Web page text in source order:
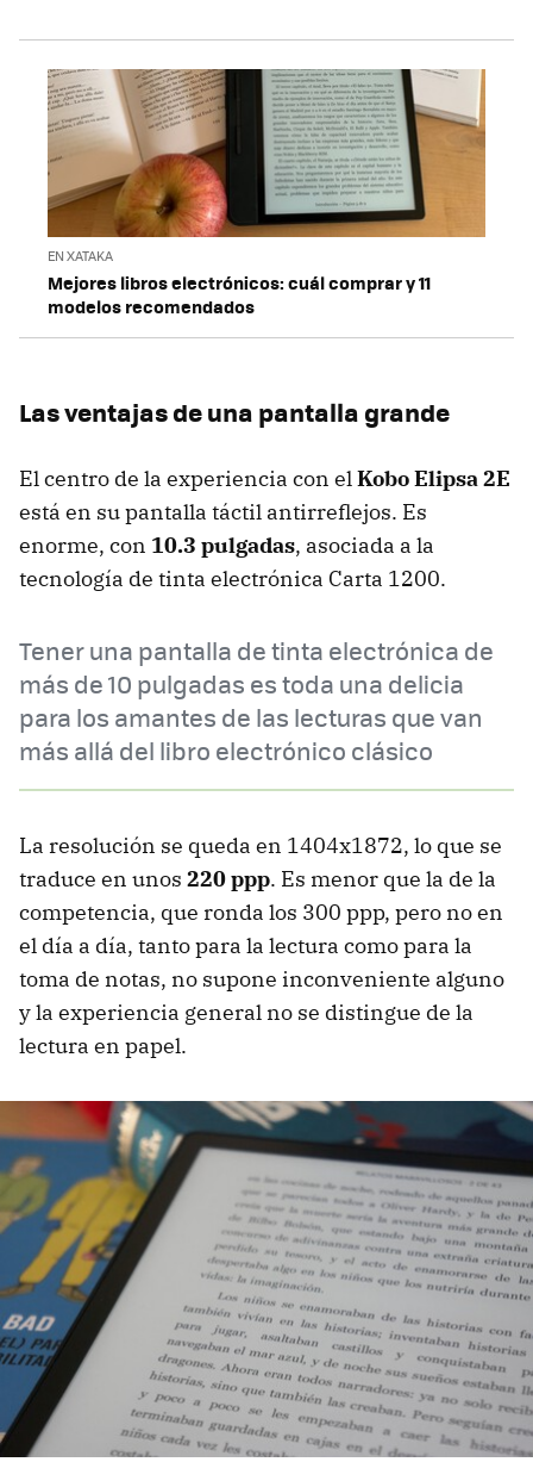
EN XATAKA
Mejores libros electrónicos: cuál comprar y 11
modelos recomendados
Las ventajas de una pantalla grande
El centro de la experiencia con elKobo Elipsa 2E
está en su pantalla táctil antirreflejos. Es
enorme, con 10.3 pulgadas, asociada a la
tecnología de tinta electrónica Carta 1200.
Tener una pantalla de tinta electrónica de
más de 10 pulgadas es toda una delicia
para los amantes de las lecturas que van
más allá del libro electrónico clásico
La resolución se queda en 1404x1872, lo que se
traduce en unos 220 ppp. Es menor que la de la
competencia, que ronda los 300 ppp, pero no en
el día a día, tanto para la lectura como para la
toma de notas, no supone inconveniente alguno
y la experiencia general no se distingue de la
lectura en papel.